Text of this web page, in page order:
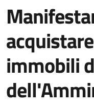
immobili